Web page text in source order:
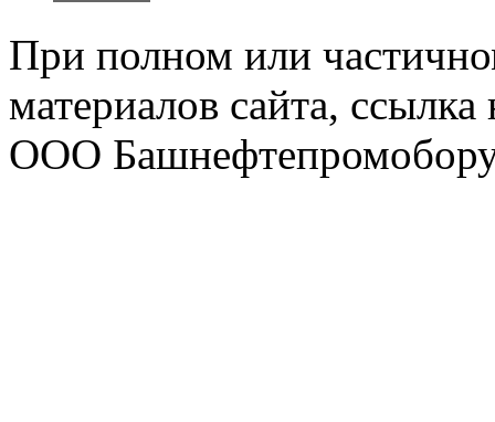
При полном или
материалов сайта,
ООО